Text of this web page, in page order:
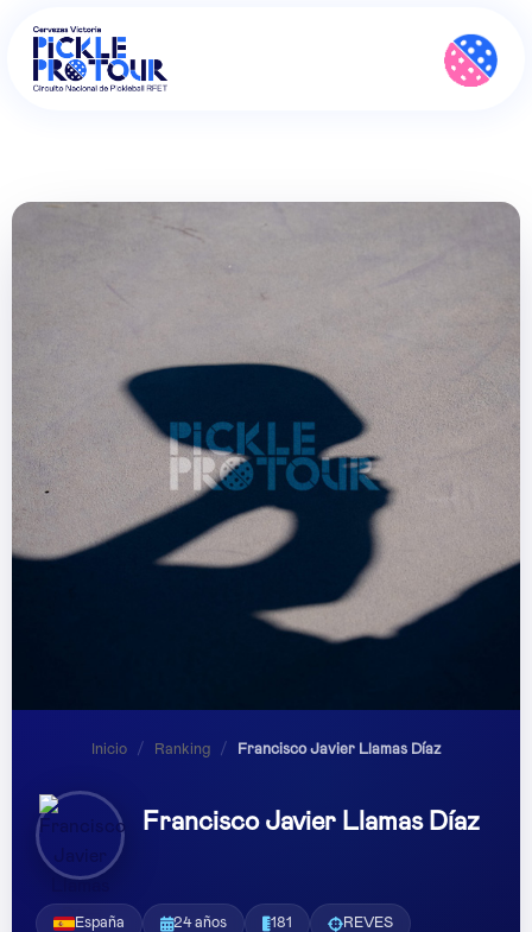
Inicio / Ranking / Francisco Javier Llamas Díaz
Francisco Javier Llamas Díaz
España 24 años 181 REVES